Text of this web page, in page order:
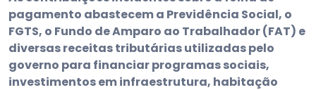
pagamento abastecem a Previdência Social, o
FGTS, o Fundo de Amparo ao Trabalhador (FAT) e
diversas receitas tributárias utilizadas pelo
governo para financiar programas sociais,
investimentos em infraestrutura, habitação